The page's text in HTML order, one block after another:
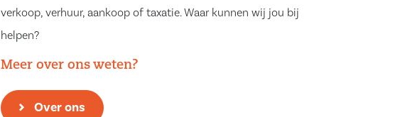
verkoop, verhuur, aankoop of taxatie. Waar kunnen wij jou bij
helpen?
Meer over ons weten?
Over ons